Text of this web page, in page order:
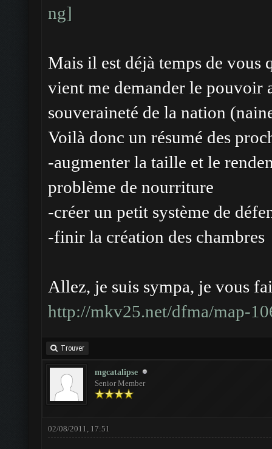
Mais il est déjà temps de vous
vient me demander le pouvoir
souveraineté de la nation
Voilà donc un résumé des
-augmenter la taille et le
problème de nourriture
-créer un petit système de
-finir la création des chambres
Allez, je suis sympa, je vous
http://mkv25.net/dfma/map-
Trouver
mgcatalipse
Senior Member
02/08/2011, 17:51